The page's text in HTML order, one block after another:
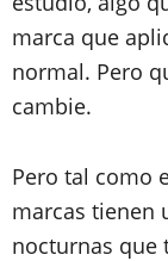
marca que
normal. Pero
cambie.
Pero tal como
marcas tienen
nocturnas que